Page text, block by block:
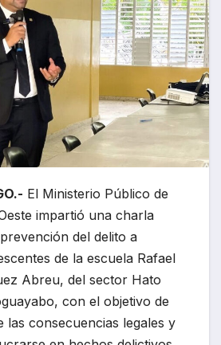
El Ministerio Público de
impartió una charla
del delito a
de la escuela Rafael
Abreu, del sector Hato
con el objetivo de
las consecuencias legales y